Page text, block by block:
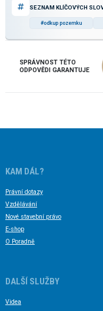
SEZNAM KLÍČOVÝCH
#odkup pozemku
SPRÁVNOST TÉTO
ODPOVĚDI GARANTUJE
KAM DÁL?
Právní dotazy
Vzdělávání
Nové stavební právo
E-shop
O Poradně
DALŠÍ SLUŽBY
Videa